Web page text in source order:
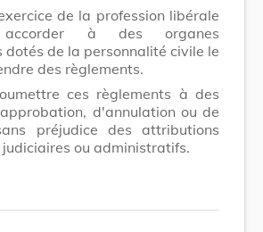
de la profession libérale
à des organes
dotés de la personnalité civile le
des règlements.
ces règlements à des
d'annulation ou de
préjudice des attributions
ou administratifs.